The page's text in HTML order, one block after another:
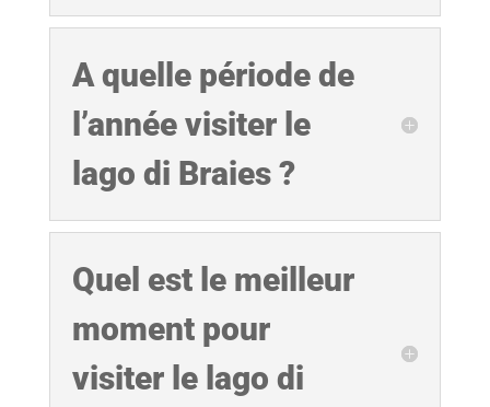
A quelle période de
l’année visiter le
lago di Braies ?
Quel est le meilleur
moment pour
visiter le lago di